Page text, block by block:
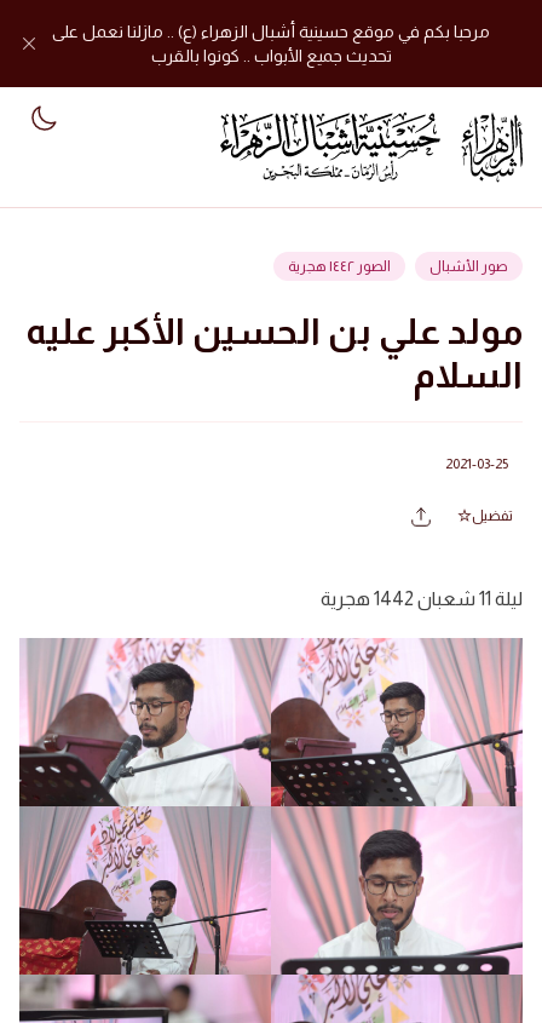
مرحبا بكم في موقع حسينية أشبال الزهراء (ع) .. مازلنا نعمل على
تحديث جميع الأبواب .. كونوا بالقرب
صور الأشبال الصور ١٤٤٢ هجرية
مولد علي بن الحسين الأكبر عليه
السلام
2021-03-25
تفضيل
ليلة 11 شعبان 1442 هجرية